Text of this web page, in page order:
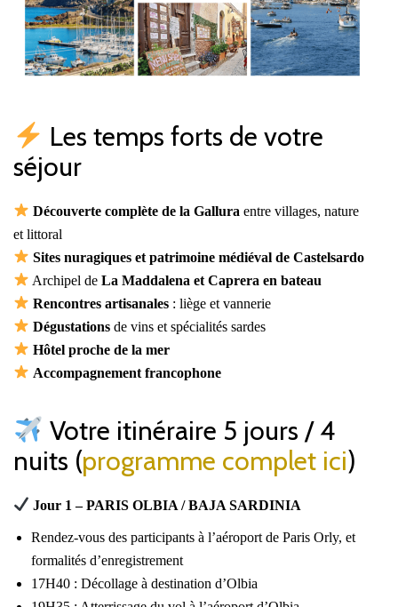
Les temps forts de votre
séjour
Découverte complète de la Gallura entre villages, nature
et littoral
Sites nuragiques et patrimoine médiéval de Castelsardo
Archipel deLa Maddalena et Caprera en bateau
Rencontres artisanales : liège et vannerie
Dégustations de vins et spécialités sardes
Hôtel proche de la mer
Accompagnement francophone
Votre itinéraire 5 jours / 4
nuits (programme complet ici)
Jour 1 – PARIS OLBIA / BAJA SARDINIA
Rendez-vous des participants à l’aéroport de Paris Orly, et
formalités d’enregistrement
17H40 : Décollage à destination d’Olbia